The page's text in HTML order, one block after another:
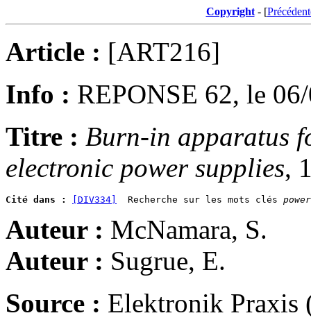
Copyright- [
Article : [ART216]
Info : REPONSE 62, le
Titre : Burn-in apparatus
electronic power supplies,
Cité dans : [DIV334]
  Recherche sur les mots clés
Auteur : McNamara, S.
Auteur : Sugrue, E.
Source : Elektronik Praxis